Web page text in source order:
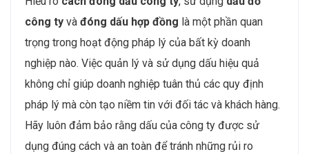
công ty và đóng dấu hợp đồng là một phần quan
trọng trong hoạt động pháp lý của bất kỳ doanh
nghiệp nào. Việc quản lý và sử dụng dấu hiệu quả
không chỉ giúp doanh nghiệp tuân thủ các quy định
pháp lý mà còn tạo niềm tin với đối tác và khách hàng.
Hãy luôn đảm bảo rằng dấu của công ty được sử
dụng đúng cách và an toàn để tránh những rủi ro